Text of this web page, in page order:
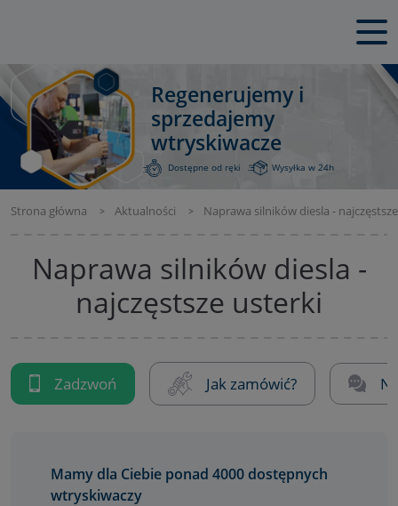
Regenerujemy i
sprzedajemy
wtryskiwacze
Dostępne od ręki Wysyłka w 24h
Strona główna Aktualności Naprawa silników diesla -
Naprawa silników diesla -
najczęstsze usterki
Zadzwoń Jak zamówić?
Mamy dla Ciebie ponad 4000 dostępnych
wtryskiwaczy